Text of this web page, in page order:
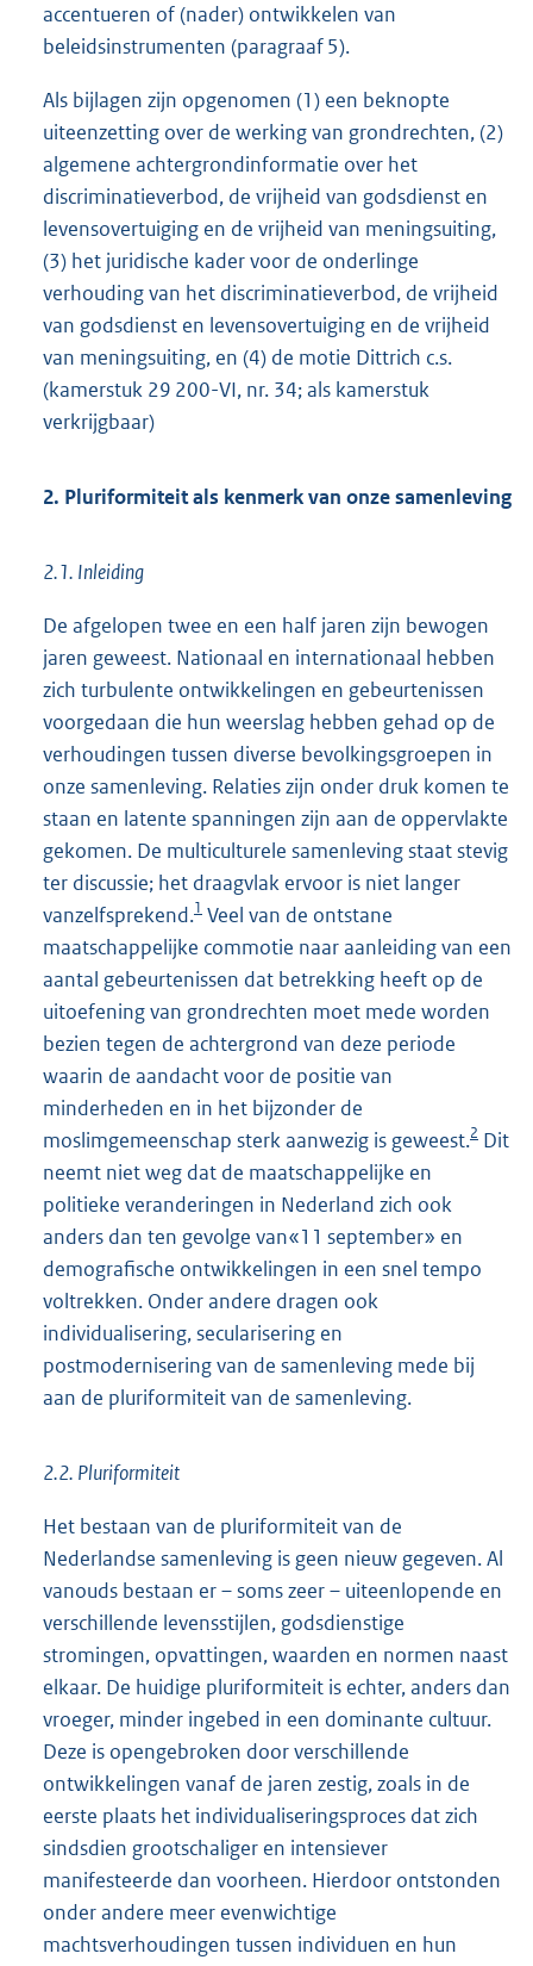
accentueren of (nader) ontwikkelen van
beleidsinstrumenten (paragraaf 5).
Als bijlagen zijn opgenomen (1) een beknopte
uiteenzetting over de werking van grondrechten, (2)
algemene achtergrondinformatie over het
discriminatieverbod, de vrijheid van godsdienst en
levensovertuiging en de vrijheid van meningsuiting,
(3) het juridische kader voor de onderlinge
verhouding van het discriminatieverbod, de vrijheid
van godsdienst en levensovertuiging en de vrijheid
van meningsuiting, en (4) de motie Dittrich c.s.
(kamerstuk 29 200-VI, nr. 34; als kamerstuk
verkrijgbaar)
2. Pluriformiteit als kenmerk van onze samenleving
2.1. Inleiding
De afgelopen twee en een half jaren zijn bewogen
jaren geweest. Nationaal en internationaal hebben
zich turbulente ontwikkelingen en gebeurtenissen
voorgedaan die hun weerslag hebben gehad op de
verhoudingen tussen diverse bevolkingsgroepen in
onze samenleving. Relaties zijn onder druk komen te
staan en latente spanningen zijn aan de oppervlakte
gekomen. De multiculturele samenleving staat stevig
ter discussie; het draagvlak ervoor is niet langer
vanzelfsprekend.1 Veel van de ontstane
maatschappelijke commotie naar aanleiding van een
aantal gebeurtenissen dat betrekking heeft op de
uitoefening van grondrechten moet mede worden
bezien tegen de achtergrond van deze periode
waarin de aandacht voor de positie van
minderheden en in het bijzonder de
moslimgemeenschap sterk aanwezig is geweest.2 Dit
neemt niet weg dat de maatschappelijke en
politieke veranderingen in Nederland zich ook
anders dan ten gevolge van«11 september» en
demografische ontwikkelingen in een snel tempo
voltrekken. Onder andere dragen ook
individualisering, secularisering en
postmodernisering van de samenleving mede bij
aan de pluriformiteit van de samenleving.
2.2. Pluriformiteit
Het bestaan van de pluriformiteit van de
Nederlandse samenleving is geen nieuw gegeven. Al
vanouds bestaan er – soms zeer – uiteenlopende en
verschillende levensstijlen, godsdienstige
stromingen, opvattingen, waarden en normen naast
elkaar. De huidige pluriformiteit is echter, anders dan
vroeger, minder ingebed in een dominante cultuur.
Deze is opengebroken door verschillende
ontwikkelingen vanaf de jaren zestig, zoals in de
eerste plaats het individualiseringsproces dat zich
sindsdien grootschaliger en intensiever
manifesteerde dan voorheen. Hierdoor ontstonden
onder andere meer evenwichtige
machtsverhoudingen tussen individuen en hun